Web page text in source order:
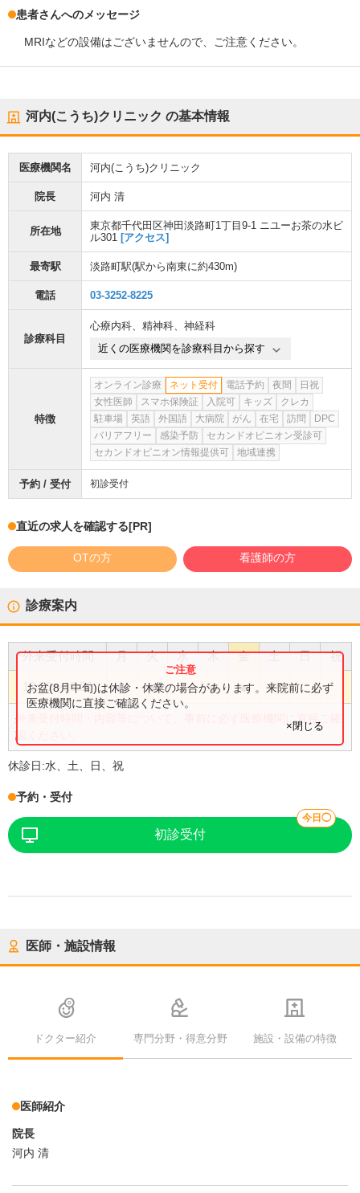
患者さんへのメッセージ
MRIなどの設備はございませんので、ご注意ください。
河内(こうち)クリニック の基本情報
医療機関名 河内(こうち)クリニック
院長 河内 清
所在地
東京都千代田区神田淡路町1丁目9-1 ニユーお茶の水ビ
ル301 [アクセス]
最寄駅 淡路町駅(駅から南東に約430m)
電話 03-3252-8225
診療科目
心療内科、 精神科、 神経科
近くの医療機関を診療科目から探す
特徴
オンライン診療 ネット受付 電話予約 夜間
日祝
女性医師
スマホ保険証 入院可 キッズ
クレカ
駐車場
英語 外国語 大病院 がん 在宅 訪問
DPC
バリアフリー
感染予防
セカンドオピニオン受診可
セカンドオピニオン情報提供可
地域連携
予約 / 受付 初診受付
直近の求人を確認する[PR]
OTの方 看護師の方
診療案内
外来受付時間 月 火 水 木 金 土 日 祝
13:00〜19:00 ● ● ● ●
外来受付時間・内容等について、事前に必ず医療機関に直接ご確
認ください。
お盆(8月中旬)は休診・休業の場合があります。来院前に必ず
医療機関に直接ご確認ください。
×閉じる
休診日:水、土、日、祝
予約・受付
初診受付
今日◯
医師・施設情報
ドクター紹介 専門分野・得意分野 施設・設備の特徴
医師紹介
院長
河内 清